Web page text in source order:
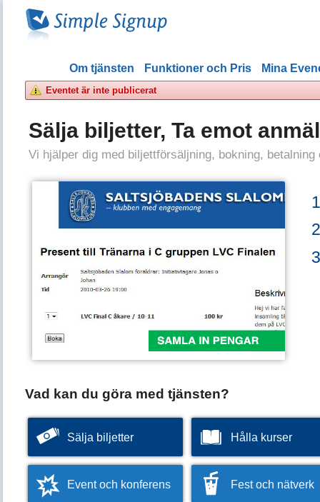
Om tjänsten Funktioner och Pris Mina
Eventet är inte publicerat
Sälja biljetter, Ta emot
Vi hjälper dig med biljettförsäljning, bokning,
Vad kan du göra med tjänsten?
Sälja biljetter Hålla kurser
Event och konferens Fest och nätverk